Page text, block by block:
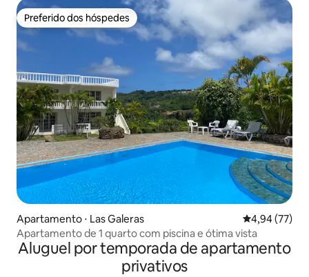
Preferido dos hóspedes
Preferido dos hóspedes
Apartamento ⋅ Las Galeras 4,94 de uma
4,94 (77)
Apartamento de 1 quarto com piscina e ótima vista
Aluguel por temporada de apartamento
privativos